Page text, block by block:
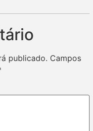
publicado. Campos